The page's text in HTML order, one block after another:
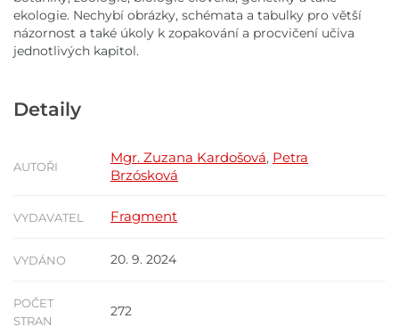
ekologie. Nechybí obrázky, schémata a tabulky pro větší
názornost a také úkoly k zopakování a procvičení učiva
jednotlivých kapitol.
Detaily
AUTOŘI
Mgr. Zuzana Kardošová, Petra
Brzósková
VYDAVATEL Fragment
VYDÁNO 20. 9. 2024
POČET
STRAN
272